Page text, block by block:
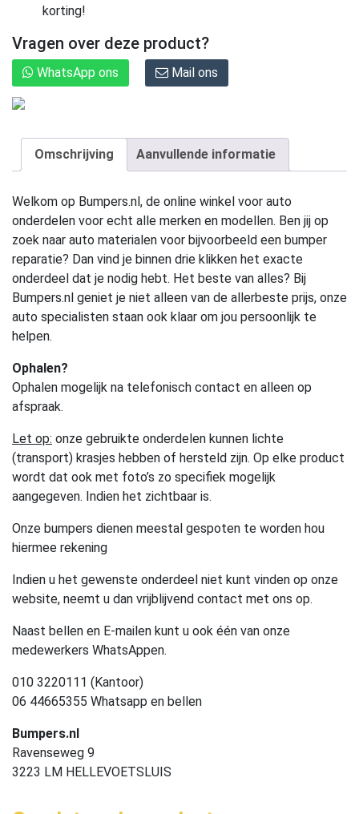
korting!
Vragen over deze product?
WhatsApp ons Mail ons
Omschrijving Aanvullende informatie
Welkom op Bumpers.nl, de online winkel voor auto
onderdelen voor echt alle merken en modellen. Ben jij op
zoek naar auto materialen voor bijvoorbeeld een bumper
reparatie? Dan vind je binnen drie klikken het exacte
onderdeel dat je nodig hebt. Het beste van alles? Bij
Bumpers.nl geniet je niet alleen van de allerbeste prijs, onze
auto specialisten staan ook klaar om jou persoonlijk te
helpen.
Ophalen?
Ophalen mogelijk na telefonisch contact en alleen op
afspraak.
Let op: onze gebruikte onderdelen kunnen lichte
(transport) krasjes hebben of hersteld zijn. Op elke product
wordt dat ook met foto’s zo specifiek mogelijk
aangegeven. Indien het zichtbaar is.
Onze bumpers dienen meestal gespoten te worden hou
hiermee rekening
Indien u het gewenste onderdeel niet kunt vinden op onze
website, neemt u dan vrijblijvend contact met ons op.
Naast bellen en E-mailen kunt u ook één van onze
medewerkers WhatsAppen.
010 3220111 (Kantoor)
06 44665355 Whatsapp en bellen
Bumpers.nl
Ravenseweg 9
3223 LM HELLEVOETSLUIS